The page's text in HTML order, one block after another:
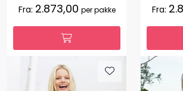
Fra: 2.873,00 per pakke Fra: